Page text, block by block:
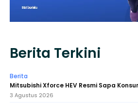
Berita Terkini
Berita
Mitsubishi Xforce HEV Resmi Sapa
3 Agustus 2026